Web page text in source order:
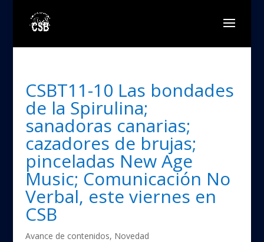
CSBT11-10 Las bondades
de la Spirulina;
sanadoras canarias;
cazadores de brujas;
pinceladas New Age
Music; Comunicación No
Verbal, este viernes en
CSB
Avance de contenidos, Novedad